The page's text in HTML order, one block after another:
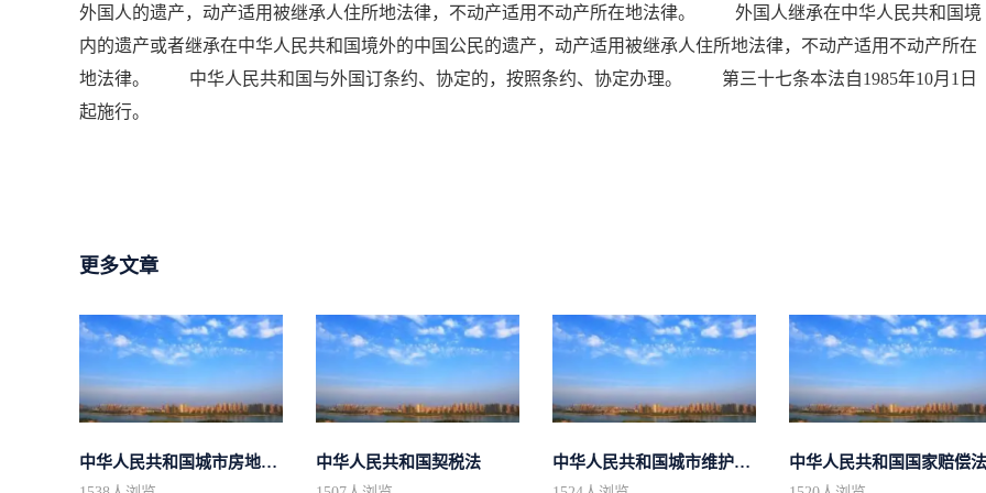
外国人的遗产，动产适用被继承人住所地法律，不动产适用不动产所在地法律。 外国人继承在中华人民共和国境
内的遗产或者继承在中华人民共和国境外的中国公民的遗产，动产适用被继承人住所地法律，不动产适用不动产所在
地法律。 中华人民共和国与外国订条约、协定的，按照条约、协定办理。 第三十七条本法自1985年10月1日
起施行。
更多文章
中华人民共和国城市房地产管理法 中华人民共和国契税法 中华人民共和国城市维护建设税法 中华人民共和国国家赔偿法